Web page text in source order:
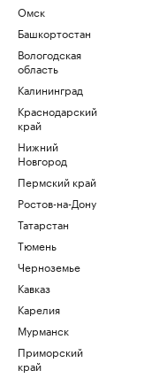
Омск
Башкортостан
Вологодская
область
Калининград
Краснодарский
край
Нижний
Новгород
Пермский край
Ростов-на-Дону
Татарстан
Тюмень
Черноземье
Кавказ
Карелия
Мурманск
Приморский
край